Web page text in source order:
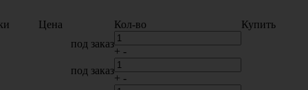
Цена Кол-во
Купить
под заказ
+ -
под заказ
+ -